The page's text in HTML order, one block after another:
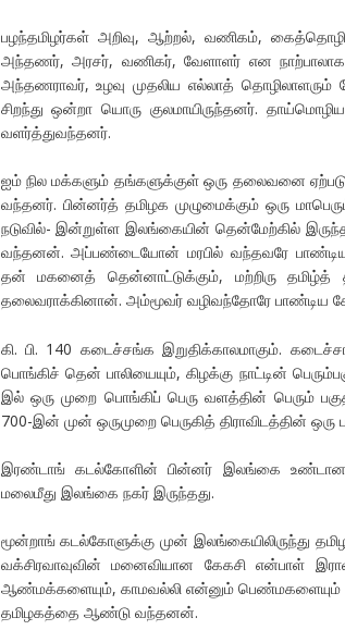
பழந்தமிழர்கள் அறிவு, ஆற்றல், வணிகம்,
அந்தணர், அரசர், வணிகர், வேளாளர் என நாற்பாலாக
அந்தணராவர், உழவு முதலிய எல்லாத்
சிறந்து ஒன்றா யொரு குலமாயிருந்தனர்.
வளர்த்துவந்தனர்.
ஐம் நில மக்களும் தங்களுக்குள் ஒரு தலைவனை
வந்தனர். பின்னர்த் தமிழக முழுமைக்கும் ஒரு
நடுவில்- இன்றுள்ள இலங்கையின் தென்மேற்கில்
வந்தனன். அப்பண்டையோன் மரபில் வந்தவரே
தன் மகனைத் தென்னாட்டுக்கும், மற்றிரு தமிழ்த்
தலைவராக்கினான். அம்மூவர் வழிவந்தோரே பாண்டிய
கி. பி. 140 கடைச்சங்க இறுதிக்காலமாகும்.
பொங்கிச் தென் பாலியையும், கிழக்கு நாட்டின்
இல் ஒரு முறை பொங்கிப் பெரு வளத்தின் பெரும்
700-இன் முன் ஒருமுறை பெருகித் திராவிடத்தின் ஒரு
இரண்டாங் கடல்கோளின் பின்னர் இலங்கை
மலைமீது இலங்கை நகர் இருந்தது.
மூன்றாங் கடல்கோளுக்கு முன் இலங்கையிலிருந்து
வக்சிரவாவுவின் மனைவியான கேகசி என்பாள்
ஆண்மக்களையும், காமவல்லி என்னும் பெண்மகளையும்
தமிழகத்தை ஆண்டு வந்தனன்.